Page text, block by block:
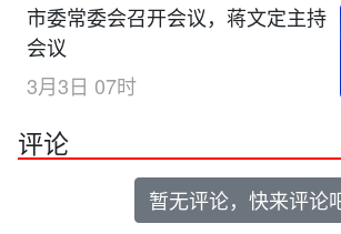
市委常委会召开会议，蒋文定主持
会议
3月3日 07时
评论
暂无评论，快来评论